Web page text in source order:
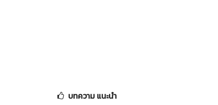
บทความ แนะนำ